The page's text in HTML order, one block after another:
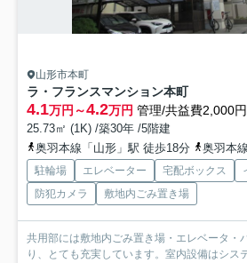
山形市本町
ラ・フランスマンション本町
4.1万円～4.2万円 管理/共益費2,000円
25.73㎡ (1K) /築30年 /5階建
奥羽本線「山形」駅 徒歩18分
奥羽本
駐輪場 エレベーター 宅配ボックス
防犯カメラ
敷地内ごみ置き場
共用部には敷地内ごみ置き場・エレベータ・
り、とても充実しています。室内設備はシス